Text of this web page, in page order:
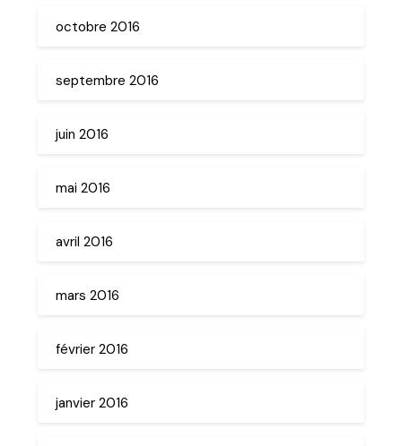
octobre 2016
septembre 2016
juin 2016
mai 2016
avril 2016
mars 2016
février 2016
janvier 2016